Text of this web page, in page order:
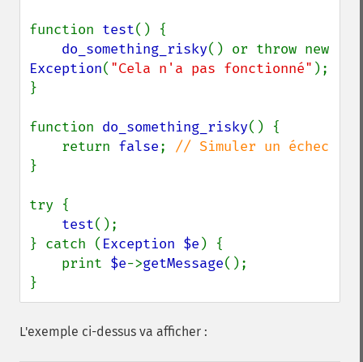
function test() {
do_something_risky
Exception( "Cela n'a pas fonctionné" );
}
function do_something_risky() {
    return
false;
}
try {
test();
} catch ( Exception $e ) {
    print
$e->getMessage();
}
L'exemple ci-dessus va afficher :